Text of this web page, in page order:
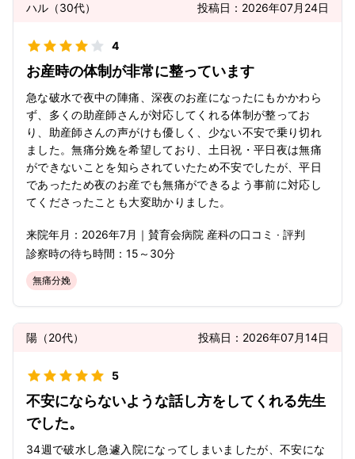
ハル （30代） 投稿日： 2026年07月24日
4
お産時の体制が非常に整っています
急な破水で夜中の陣痛、深夜のお産になったにもかかわら
ず、多くの助産師さんが対応してくれる体制が整ってお
り、助産師さんの声がけも優しく、少ない不安で乗り切れ
ました。無痛分娩を希望しており、土日祝・平日夜は無痛
ができないことを知らされていたため不安でしたが、平日
であったため夜のお産でも無痛ができるよう事前に対応し
てくださったことも大変助かりました。
来院年月： 2026年7月 ｜ 賛育会病院 産科の口コミ · 評判
診察時の待ち時間： 15～30分
無痛分娩
陽 （20代） 投稿日： 2026年07月14日
5
不安にならないような話し方をしてくれる先生
でした。
34週で破水し急遽入院になってしまいましたが、不安にな